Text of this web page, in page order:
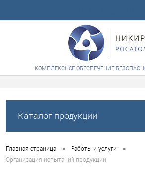
КОМПЛЕКСНОЕ ОБЕСПЕЧЕНИЕ
Каталог продукции
Главная страница • Работы и услуги •
Организация испытаний продукции